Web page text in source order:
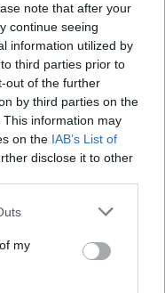
note that after your
continue seeing
information utilized by
third parties prior to
out of the further
by third parties on the
This information may
on the IAB’s List of
disclose it to other
one or more Google
You may click to
third-party tags to
in below Google
my
il lancio di una
al Centro
linea editoriale
fintech. Analista
biografico:
prime pitch a cui ha